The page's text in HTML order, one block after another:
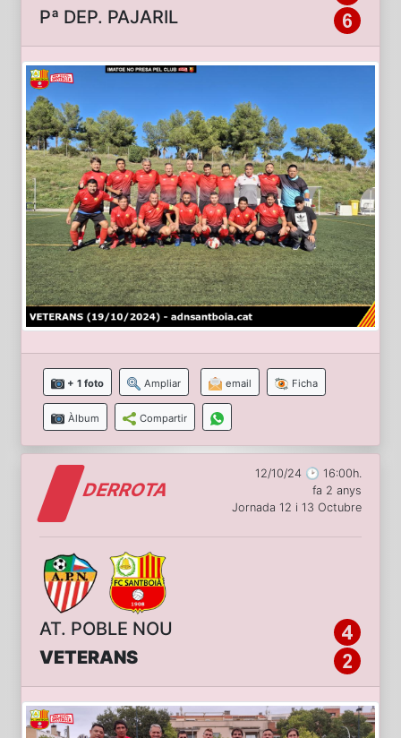
Pª DEP. PAJARIL
+ 1 foto Ampliar email Ficha
Àlbum Compartir
DERROTA
12/10/24 🕑 16:00h.
fa 2 anys
Jornada 12 i 13 Octubre
AT. POBLE NOU
VETERANS